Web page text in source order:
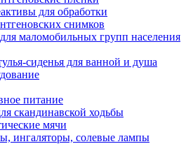
для обработки
снимков
маломобильных групп населения
сиденья для ванной и душа
питание
скандинавской ходьбы
мячи
ингаляторы, солевые лампы